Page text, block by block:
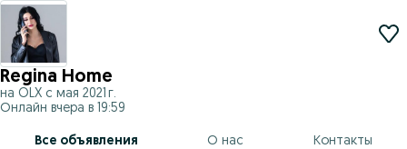
Regina Home
на OLX с мая 2021 г.
Онлайн вчера в 19:59
Все объявления О нас Контакты